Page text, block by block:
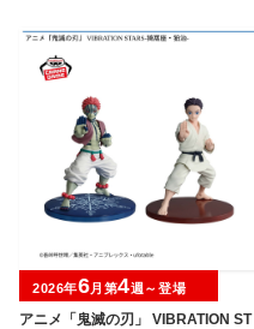
アニメ「鬼滅の刃」 VIBRATION ST
2026年6月第4週～登場